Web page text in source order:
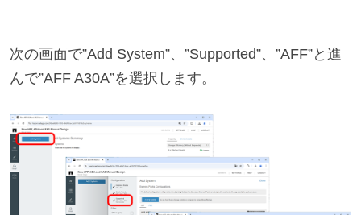
次の画面で”Add System”、”Supported”、”AFF”と進
んで”AFF A30A”を選択します。